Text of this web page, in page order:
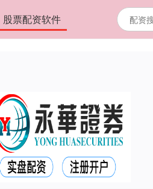
股票配资软件